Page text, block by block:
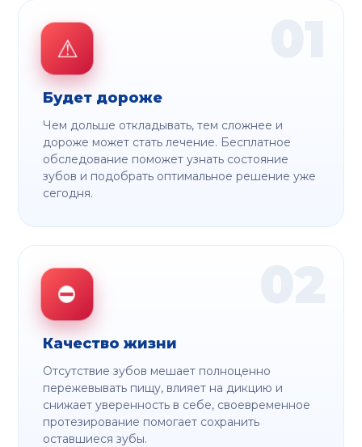
⚠
Будет дороже
Чем дольше откладывать, тем сложнее и
дороже может стать лечение. Бесплатное
обследование поможет узнать состояние
зубов и подобрать оптимальное решение уже
сегодня.
⛔
Качество жизни
Отсутствие зубов мешает полноценно
пережевывать пищу, влияет на дикцию и
снижает уверенность в себе, своевременное
протезирование помогает сохранить
оставшиеся зубы.